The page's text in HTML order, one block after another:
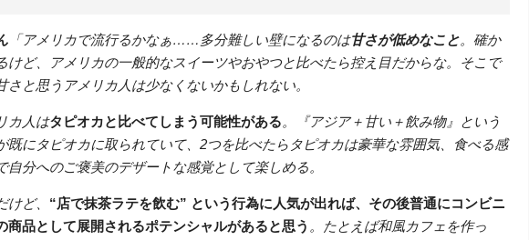
「アメリカで流行るかなぁ……多分難しい壁になるのは甘さが低めなこと。確か
けど、アメリカの一般的なスイーツやおやつと比べたら控え目だからな。そこで
さと思うアメリカ人は少なくないかもしれない。
カ人はタピオカと比べてしまう可能性がある。『アジア＋甘い＋飲み物』という
既にタピオカに取られていて、2つを比べたらタピオカは豪華な雰囲気、食べる感
自分へのご褒美のデザートな感覚として楽しめる。
けど、 “店で抹茶ラテを飲む” という行為に人気が出れば、その後普通にコンビニ
商品として展開されるポテンシャルがあると思う 。たとえば和風カフェを作っ